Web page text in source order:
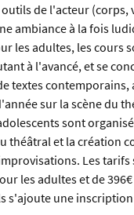
de l'acteur (corps,
ambiance à la fois
les adultes, les cours
à l'avancé, et se
textes contemporains,
sur la scène du
sont
théâtral et la création
Les
les adultes et de
s'ajoute une inscription